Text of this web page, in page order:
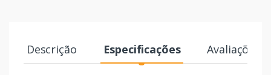
Descrição Especificações Avaliações